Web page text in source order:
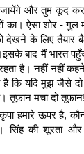
जायेंगे और तुम कूद
का। ऐसा शोर -
के लिए तैयार
बाद मैं भारत
है। नहीं नहीं
कि यदि मुझ जैसे दो
तूफ़ान मचा दो
हमारे ऊपर है,
सिंह की शूरता